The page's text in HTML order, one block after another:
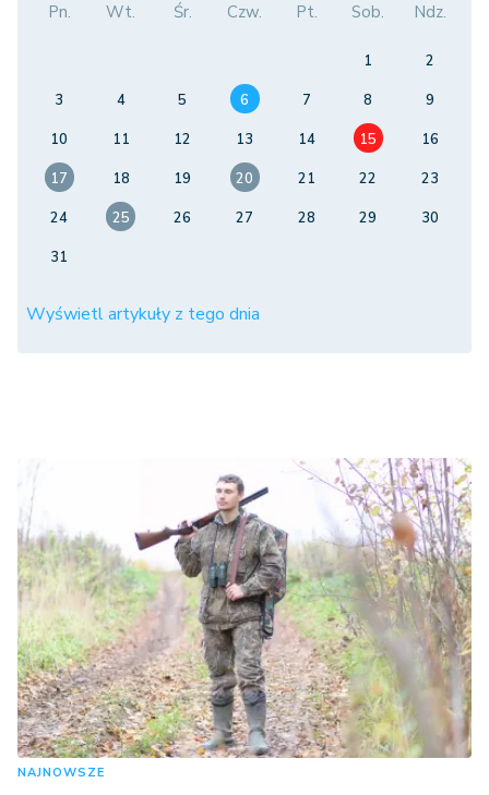
Pn. Wt. Śr. Czw. Pt. Sob. Ndz.
1
2
3
4 5 6 7 8
9
10
11 12 13 14 15
16
17
18 19 20 21 22
23
24
25 26 27 28 29
30
31
Wyświetl artykuły z tego dnia
NAJNOWSZE